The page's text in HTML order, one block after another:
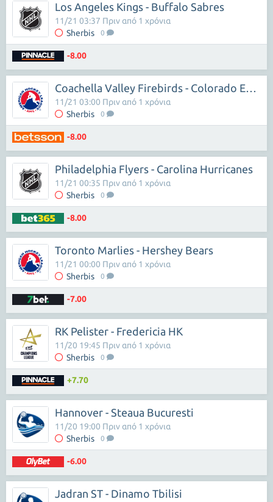
Los Angeles Kings - Buffalo Sabres
Sherbis 0
11/21 03:37 Πριν από 1 χρόνια
-8.00
Coachella Valley Firebirds - Colorado Eagles
Sherbis 0
11/21 03:00 Πριν από 1 χρόνια
-8.00
Philadelphia Flyers - Carolina Hurricanes
Sherbis 0
11/21 00:35 Πριν από 1 χρόνια
-8.00
Toronto Marlies - Hershey Bears
Sherbis 0
11/21 00:00 Πριν από 1 χρόνια
-7.00
RK Pelister - Fredericia HK
Sherbis 0
11/20 19:45 Πριν από 1 χρόνια
+7.70
Hannover - Steaua Bucuresti
Sherbis 0
11/20 19:00 Πριν από 1 χρόνια
-6.00
Jadran ST - Dinamo Tbilisi